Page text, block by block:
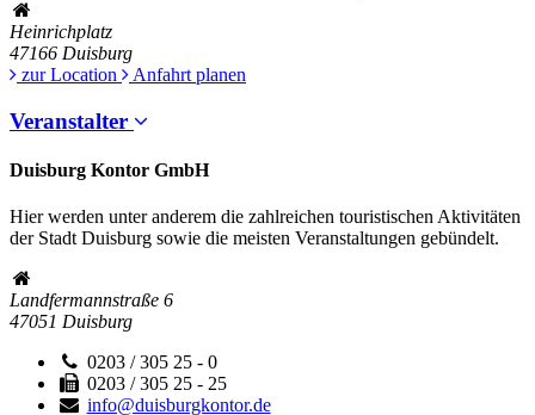
Heinrichplatz
47166 Duisburg
zur Location
Anfahrt planen
Veranstalter
Duisburg Kontor GmbH
Hier werden unter anderem die zahlreichen touristischen Aktivitäten
der Stadt Duisburg sowie die meisten Veranstaltungen gebündelt.
Landfermannstraße 6
47051 Duisburg
0203 / 305 25 - 0
0203 / 305 25 - 25
info@duisburgkontor.de